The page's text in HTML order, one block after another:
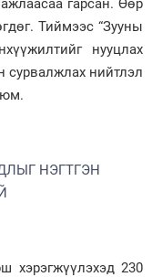
Тиймээс “Зууны
нууцлах
сурвалжлах нийтлэл
юм.
НЭГТГЭН
хэрэгжүүлэхэд 230